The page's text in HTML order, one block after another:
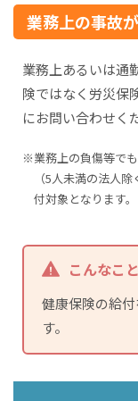
業務上の事故
業務上あるいは通
険ではなく労災保
にお問い合わせく
※業務上の負傷等で
（5人未満の法人
付対象となります。
こんなこ
健康保険の給
す。